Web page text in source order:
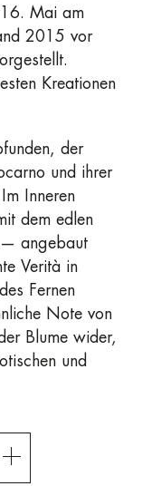
Mai am
2015 vor
Kreationen
der
und ihrer
Inneren
dem edlen
— angebaut
Verità in
Fernen
Note von
Blume wider,
und